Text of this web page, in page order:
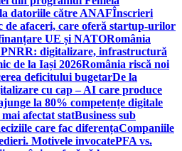
datoriile către ANAFÎnscrieri
de afaceri, care oferă startup-urilor
UE și NATORomânia
digitalizare, infrastructură
de la Iași 2026România riscă noi
deficitului bugetarDe la
cu cap – AI care produce
la 80% competențe digitale
afectat statBusiness sub
care fac diferențaCompaniile
Motivele invocatePFA vs.